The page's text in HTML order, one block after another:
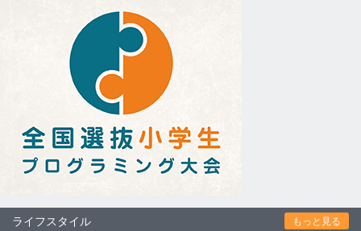
ライフスタイル もっと見る